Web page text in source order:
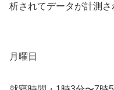
析されてデータが計測さ
月曜日